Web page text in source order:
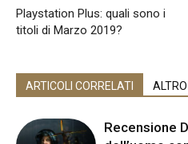
Playstation Plus: quali sono i
titoli di Marzo 2019?
ARTICOLI CORRELATI
Recensione